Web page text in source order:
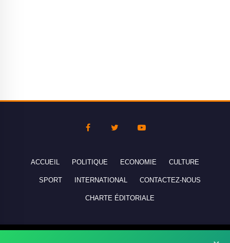
ACCUEIL POLITIQUE ECONOMIE CULTURE
SPORT INTERNATIONAL CONTACTEZ-NOUS
CHARTE ÉDITORIALE